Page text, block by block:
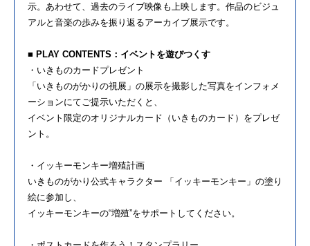
示。あわせて、過去のライブ映像も上映します。作品のビジュ
アルと音楽の歩みを振り返るアーカイブ展示です。
■ PLAY CONTENTS：イベントを遊びつくす
・いきものカードプレゼント
「いきものがかりの視展」の展示を撮影した写真をインフォメ
ーションにてご提示いただくと、
イベント限定のオリジナルカード（いきものカード）をプレゼ
ント。
・イッキーモンキー増殖計画
いきものがかり公式キャラクター 「イッキーモンキー」の塗り
絵に参加し、
イッキーモンキーの“増殖”をサポートしてください。